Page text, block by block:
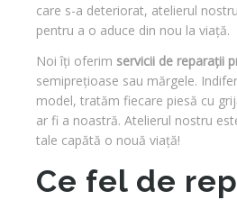
care s-a deteriorat, atelierul
pentru a o aduce din nou la viață.
Noi îți oferim servicii de reparații
semiprețioase sau mărgele.
model, tratăm fiecare piesă cu
ar fi a noastră. Atelierul nostru
tale capătă o nouă viață!
Ce fel de